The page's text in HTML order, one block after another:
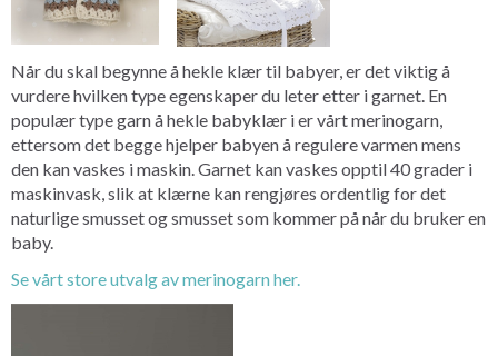
Når du skal begynne å hekle klær til babyer, er det viktig å
vurdere hvilken type egenskaper du leter etter i garnet. En
populær type garn å hekle babyklær i er vårt merinogarn,
ettersom det begge hjelper babyen å regulere varmen mens
den kan vaskes i maskin. Garnet kan vaskes opptil 40 grader i
maskinvask, slik at klærne kan rengjøres ordentlig for det
naturlige smusset og smusset som kommer på når du bruker en
baby.
Se vårt store utvalg av merinogarn her.